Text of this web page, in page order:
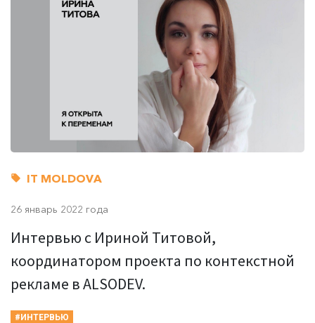
IT MOLDOVA
26 январь 2022 года
Интервью с Ириной Титовой,
координатором проекта по контекстной
рекламе в ALSODEV.
#ИНТЕРВЬЮ